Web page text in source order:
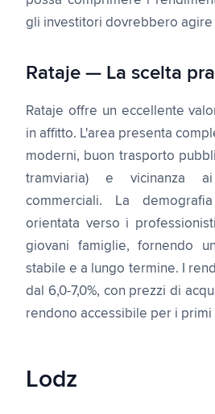
gli investitori dovrebbero agire
Rataje — La scelta
Rataje offre un eccellente
in affitto. L'area presenta
moderni, buon trasporto
tramviaria) e vicinanza
commerciali. La
orientata verso i
giovani famiglie, fornendo
stabile e a lungo termine. I
dal 6,0-7,0%, con prezzi di
rendono accessibile per i primi
Lodz